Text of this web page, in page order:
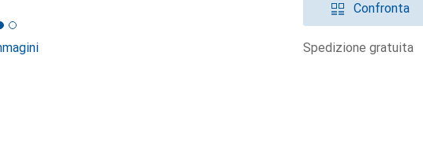
Confronta
spedizione gratuita